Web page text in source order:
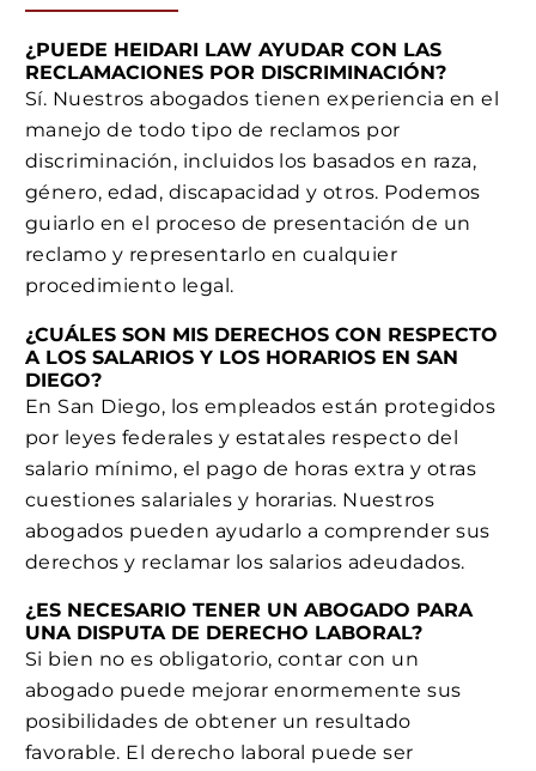
¿PUEDE HEIDARI LAW AYUDAR CON LAS
RECLAMACIONES POR DISCRIMINACIÓN?
Sí. Nuestros abogados tienen experiencia en el
manejo de todo tipo de reclamos por
discriminación, incluidos los basados en raza,
género, edad, discapacidad y otros. Podemos
guiarlo en el proceso de presentación de un
reclamo y representarlo en cualquier
procedimiento legal.
¿CUÁLES SON MIS DERECHOS CON RESPECTO
A LOS SALARIOS Y LOS HORARIOS EN SAN
DIEGO?
En San Diego, los empleados están protegidos
por leyes federales y estatales respecto del
salario mínimo, el pago de horas extra y otras
cuestiones salariales y horarias. Nuestros
abogados pueden ayudarlo a comprender sus
derechos y reclamar los salarios adeudados.
¿ES NECESARIO TENER UN ABOGADO PARA
UNA DISPUTA DE DERECHO LABORAL?
Si bien no es obligatorio, contar con un
abogado puede mejorar enormemente sus
posibilidades de obtener un resultado
favorable. El derecho laboral puede ser